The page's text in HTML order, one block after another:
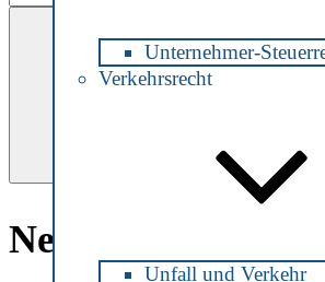
Unternehmer-
Verkehrsrecht
Unfall und Verkehr
nach:
Neueste Beiträge